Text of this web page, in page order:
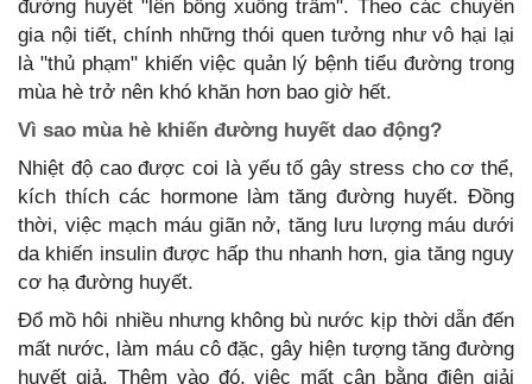
đường huyết "lên bổng xuống trầm". Theo các chuyên
gia nội tiết, chính những thói quen tưởng như vô hại lại
là "thủ phạm" khiến việc quản lý bệnh tiểu đường trong
mùa hè trở nên khó khăn hơn bao giờ hết.
Vì sao mùa hè khiến đường huyết dao động?
Nhiệt độ cao được coi là yếu tố gây stress cho cơ thể,
kích thích các hormone làm tăng đường huyết. Đồng
thời, việc mạch máu giãn nở, tăng lưu lượng máu dưới
da khiến insulin được hấp thu nhanh hơn, gia tăng nguy
cơ hạ đường huyết.
Đổ mồ hôi nhiều nhưng không bù nước kịp thời dẫn đến
mất nước, làm máu cô đặc, gây hiện tượng tăng đường
huyết giả. Thêm vào đó, việc mất cân bằng điện giải